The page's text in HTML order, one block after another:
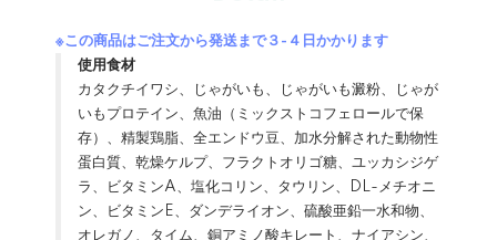
※この商品はご注文から発送まで３-４日かかります
使用食材
カタクチイワシ、じゃがいも、じゃがいも澱粉、じゃが
いもプロテイン、魚油（ミックストコフェロールで保
存）、精製鶏脂、全エンドウ豆、加水分解された動物性
蛋白質、乾燥ケルプ、フラクトオリゴ糖、ユッカシジゲ
ラ、ビタミンA、塩化コリン、タウリン、DL-メチオニ
ン、ビタミンE、ダンデライオン、硫酸亜鉛一水和物、
オレガノ、タイム、銅アミノ酸キレート、ナイアシン、